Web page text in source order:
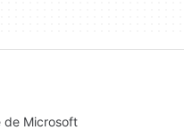
de Microsoft